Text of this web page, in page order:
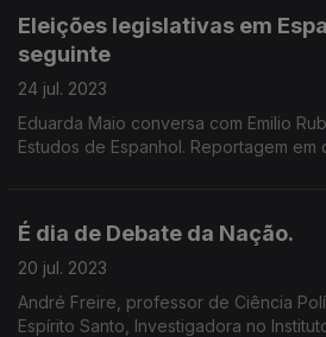
Eleições legislativas em
seguinte
24 jul. 2023
Eduarda Maio conversa com Emilio
Estudos de Espanhol. Reportagem em
É dia de Debate da Nação.
20 jul. 2023
André Freire, professor de Ciência
Espírito Santo, Investigadora no